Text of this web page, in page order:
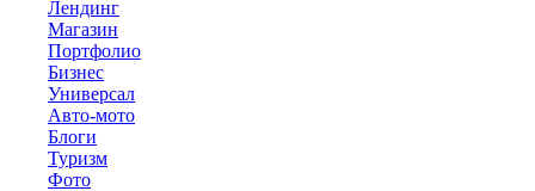
Лендинг
Магазин
Портфолио
Бизнес
Универсал
Авто-мото
Блоги
Туризм
Фото